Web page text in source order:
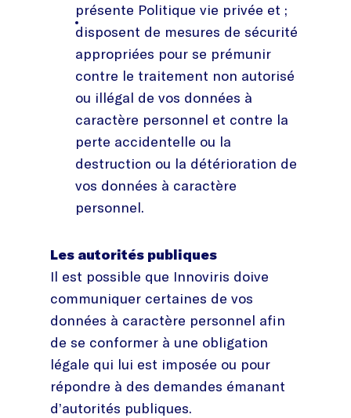
présente Politique vie privée et ;
disposent de mesures de sécurité
appropriées pour se prémunir
contre le traitement non autorisé
ou illégal de vos données à
caractère personnel et contre la
perte accidentelle ou la
destruction ou la détérioration de
vos données à caractère
personnel.
Les autorités publiques
Il est possible que Innoviris doive
communiquer certaines de vos
données à caractère personnel afin
de se conformer à une obligation
légale qui lui est imposée ou pour
répondre à des demandes émanant
d’autorités publiques.